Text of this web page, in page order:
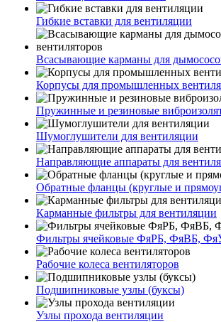
Гибкие вставки для вентиляции
Всасывающие карманы для
Корпусы для промышленных
Пружинные и резиновые
Шумоглушители для вентиляции
Направляющие аппараты для
Обратные фланцы (круглые и
Карманные фильтры для вентиляции
Фильтры ячейковые ФяРБ, ФяВБ,
Рабочие колеса вентиляторов
Подшипниковые узлы (буксы)
Узлы прохода вентиляции